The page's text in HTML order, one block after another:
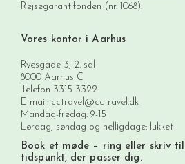
Rejsegarantifonden (nr. 1068).
Vores kontor i Aarhus
Ryesgade 3, 2. sal
8000 Aarhus C
Telefon 3315 3322
E-mail: cctravel@cctravel.dk
Mandag-fredag: 9-15
Lørdag, søndag og helligdage: lukket
Book et møde – ring eller skriv
tidspunkt, der passer dig.